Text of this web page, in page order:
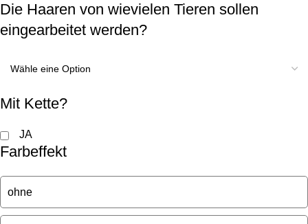
Die Haaren von wievielen Tieren sollen
eingearbeitet werden?
Mit Kette?
JA
Farbeffekt
ohne